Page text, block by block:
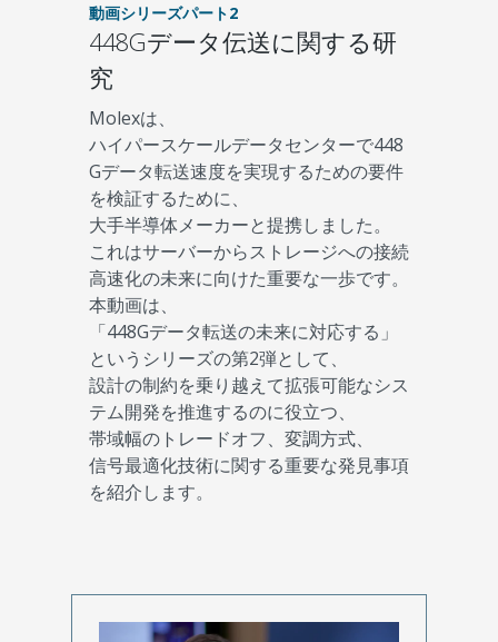
動画シリーズパート2
448Gデータ伝送に関する研
究
Molexは、
ハイパースケールデータセンターで448
Gデータ転送速度を実現するための要件
を検証するために、
大手半導体メーカーと提携しました。
これはサーバーからストレージへの接続
高速化の未来に向けた重要な一歩です。
本動画は、
「448Gデータ転送の未来に対応する」
というシリーズの第2弾として、
設計の制約を乗り越えて拡張可能なシス
テム開発を推進するのに役立つ、
帯域幅のトレードオフ、変調方式、
信号最適化技術に関する重要な発見事項
を紹介します。